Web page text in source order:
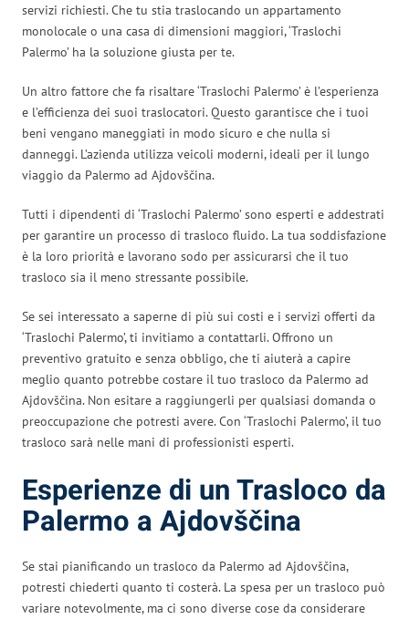
servizi richiesti. Che tu stia traslocando un appartamento
monolocale o una casa di dimensioni maggiori, ‘Traslochi
Palermo’ ha la soluzione giusta per te.
Un altro fattore che fa risaltare ‘Traslochi Palermo’ è l’esperienza
e l’efficienza dei suoi traslocatori. Questo garantisce che i tuoi
beni vengano maneggiati in modo sicuro e che nulla si
danneggi. L’azienda utilizza veicoli moderni, ideali per il lungo
viaggio da Palermo ad Ajdovščina.
Tutti i dipendenti di ‘Traslochi Palermo’ sono esperti e addestrati
per garantire un processo di trasloco fluido. La tua soddisfazione
è la loro priorità e lavorano sodo per assicurarsi che il tuo
trasloco sia il meno stressante possibile.
Se sei interessato a saperne di più sui costi e i servizi offerti da
‘Traslochi Palermo’, ti invitiamo a contattarli. Offrono un
preventivo gratuito e senza obbligo, che ti aiuterà a capire
meglio quanto potrebbe costare il tuo trasloco da Palermo ad
Ajdovščina. Non esitare a raggiungerli per qualsiasi domanda o
preoccupazione che potresti avere. Con ‘Traslochi Palermo’, il tuo
trasloco sarà nelle mani di professionisti esperti.
Esperienze di un Trasloco da
Palermo a Ajdovščina
Se stai pianificando un trasloco da Palermo ad Ajdovščina,
potresti chiederti quanto ti costerà. La spesa per un trasloco può
variare notevolmente, ma ci sono diverse cose da considerare